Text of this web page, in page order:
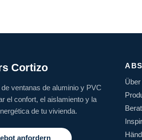
Cortizo
ventanas de aluminio y PVC
el confort, el aislamiento y la
de tu vivienda.
anfordern